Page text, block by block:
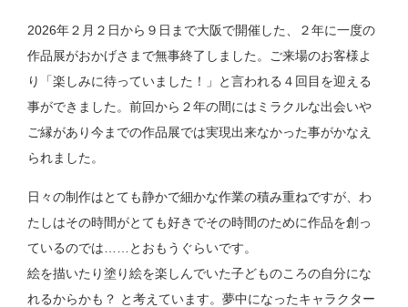
2026年２月２日から９日まで大阪で開催した、２年に一度の
作品展がおかげさまで無事終了しました。ご来場のお客様よ
り「楽しみに待っていました！」と言われる４回目を迎える
事ができました。前回から２年の間にはミラクルな出会いや
ご縁があり今までの作品展では実現出来なかった事がかなえ
られました。
日々の制作はとても静かで細かな作業の積み重ねですが、わ
たしはその時間がとても好きでその時間のために作品を創っ
ているのでは……とおもうぐらいです。
絵を描いたり塗り絵を楽しんでいた子どものころの自分にな
れるからかも？ と考えています。夢中になったキャラクター